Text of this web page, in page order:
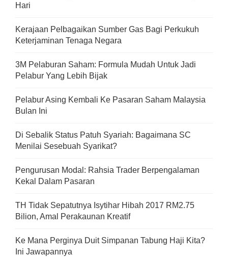
Hari
Kerajaan Pelbagaikan Sumber Gas Bagi Perkukuh
Keterjaminan Tenaga Negara
3M Pelaburan Saham: Formula Mudah Untuk Jadi
Pelabur Yang Lebih Bijak
Pelabur Asing Kembali Ke Pasaran Saham Malaysia
Bulan Ini
Di Sebalik Status Patuh Syariah: Bagaimana SC
Menilai Sesebuah Syarikat?
Pengurusan Modal: Rahsia Trader Berpengalaman
Kekal Dalam Pasaran
TH Tidak Sepatutnya Isytihar Hibah 2017 RM2.75
Bilion, Amal Perakaunan Kreatif
Ke Mana Perginya Duit Simpanan Tabung Haji Kita?
Ini Jawapannya